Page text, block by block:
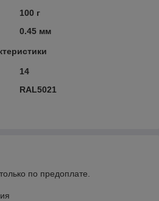
100 г
0.45 мм
14
RAL5021
по предоплате.